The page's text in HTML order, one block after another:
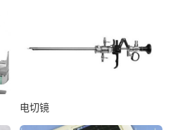
电切镜